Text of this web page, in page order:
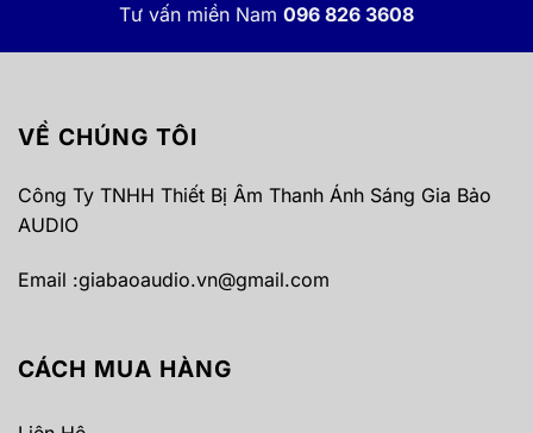
Tư vấn miền Nam 096 826 3608
VỀ CHÚNG TÔI
Công Ty TNHH Thiết Bị Âm Thanh Ánh Sáng Gia Bảo
AUDIO
Email :giabaoaudio.vn@gmail.com
CÁCH MUA HÀNG